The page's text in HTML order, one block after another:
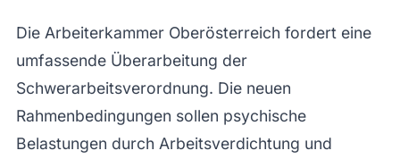
Die Arbeiterkammer Oberösterreich fordert eine
umfassende Überarbeitung der
Schwerarbeitsverordnung. Die neuen
Rahmenbedingungen sollen psychische
Belastungen durch Arbeitsverdichtung und